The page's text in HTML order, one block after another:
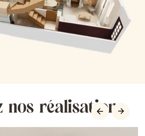
nos réalisations